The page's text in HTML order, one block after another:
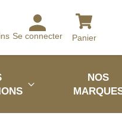
Se connecter Panier
NOS